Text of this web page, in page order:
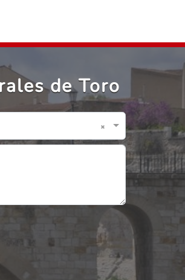
de Toro
×